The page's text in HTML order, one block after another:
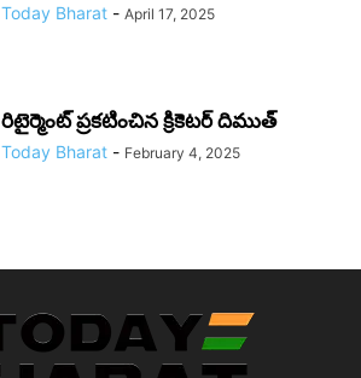
Today Bharat - April 17, 2025
రిటైర్మెంట్ ప్రకటించిన క్రికెటర్ దిముత్
Today Bharat - February 4, 2025